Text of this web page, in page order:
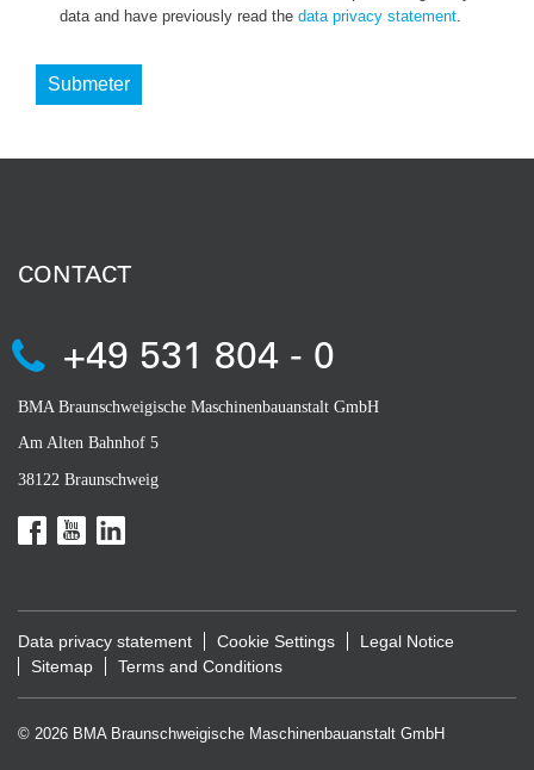
data and have previously read the data privacy statement.
CONTACT
+49 531 804 - 0
BMA Braunschweigische Maschinenbauanstalt GmbH
Am Alten Bahnhof 5
38122 Braunschweig
Data privacy statement Cookie Settings
Legal Notice
Sitemap
Terms and Conditions
© 2026 BMA Braunschweigische Maschinenbauanstalt GmbH